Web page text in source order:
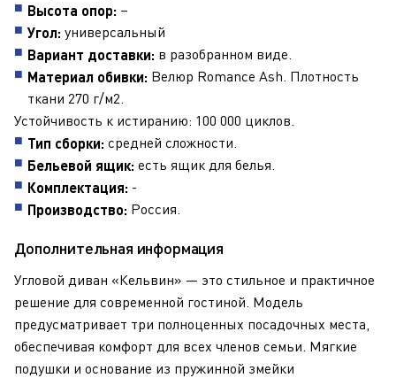
Высота опор: –
Угол: универсальный
Вариант доставки: в разобранном виде.
Материал обивки: Велюр Romance Ash. Плотность
ткани 270 г/м2.
Устойчивость к истиранию: 100 000 циклов.
Тип сборки: средней сложности.
Бельевой ящик: есть ящик для белья.
Комплектация: -
Производство: Россия.
Дополнительная информация
Угловой диван «Кельвин» — это стильное и практичное
решение для современной гостиной. Модель
предусматривает три полноценных посадочных места,
обеспечивая комфорт для всех членов семьи. Мягкие
подушки и основание из пружинной змейки